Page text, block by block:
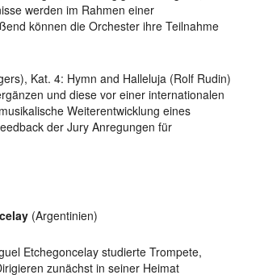
werden im Rahmen einer
können die Orchester ihre Teilnahme
Kat. 4: Hymn and Halleluja (Rolf Rudin)
und diese vor einer internationalen
Weiterentwicklung eines
der Jury Anregungen für
(Argentinien)
Etchegoncelay studierte Trompete,
zunächst in seiner Heimat